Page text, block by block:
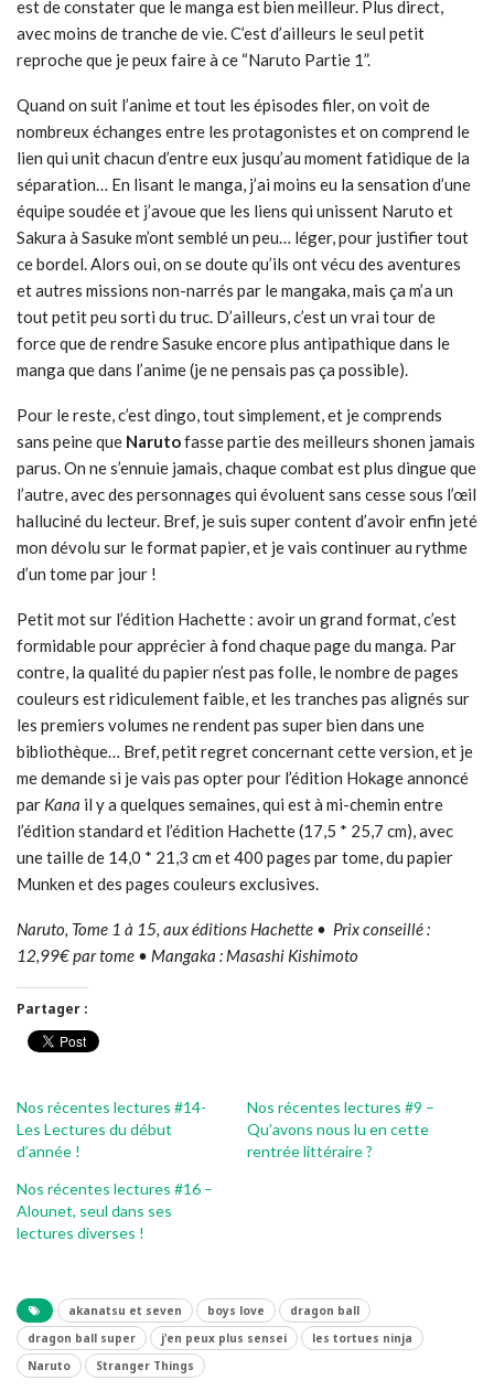
est de constater que le manga est bien meilleur. Plus direct,
avec moins de tranche de vie. C’est d’ailleurs le seul petit
reproche que je peux faire à ce “Naruto Partie 1”.
Quand on suit l’anime et tout les épisodes filer, on voit de
nombreux échanges entre les protagonistes et on comprend le
lien qui unit chacun d’entre eux jusqu’au moment fatidique de la
séparation… En lisant le manga, j’ai moins eu la sensation d’une
équipe soudée et j’avoue que les liens qui unissent Naruto et
Sakura à Sasuke m’ont semblé un peu… léger, pour justifier tout
ce bordel. Alors oui, on se doute qu’ils ont vécu des aventures
et autres missions non-narrés par le mangaka, mais ça m’a un
tout petit peu sorti du truc. D’ailleurs, c’est un vrai tour de
force que de rendre Sasuke encore plus antipathique dans le
manga que dans l’anime (je ne pensais pas ça possible).
Pour le reste, c’est dingo, tout simplement, et je comprends
sans peine que Narutofasse partie des meilleurs shonen jamais
parus. On ne s’ennuie jamais, chaque combat est plus dingue que
l’autre, avec des personnages qui évoluent sans cesse sous l’œil
halluciné du lecteur. Bref, je suis super content d’avoir enfin jeté
mon dévolu sur le format papier, et je vais continuer au rythme
d’un tome par jour !
Petit mot sur l’édition Hachette : avoir un grand format, c’est
formidable pour apprécier à fond chaque page du manga. Par
contre, la qualité du papier n’est pas folle, le nombre de pages
couleurs est ridiculement faible, et les tranches pas alignés sur
les premiers volumes ne rendent pas super bien dans une
bibliothèque… Bref, petit regret concernant cette version, et je
me demande si je vais pas opter pour l’édition Hokage annoncé
par Kana il y a quelques semaines, qui est à mi-chemin entre
l’édition standard et l’édition Hachette (17,5 * 25,7 cm), avec
une taille de 14,0 * 21,3 cm et 400 pages par tome, du papier
Munken et des pages couleurs exclusives.
Naruto, Tome 1 à 15, aux éditions Hachette • Prix conseillé :
12,99€ par tome • Mangaka : Masashi Kishimoto
Partager :
Nos récentes lectures #14-
Les Lectures du début
d’année !
Nos récentes lectures #9 –
Qu’avons nous lu en cette
rentrée littéraire ?
Nos récentes lectures #16 –
Alounet, seul dans ses
lectures diverses !
akanatsu et seven boys love
dragon ball
dragon ball super
j'en peux plus sensei
les tortues ninja
Naruto
Stranger Things